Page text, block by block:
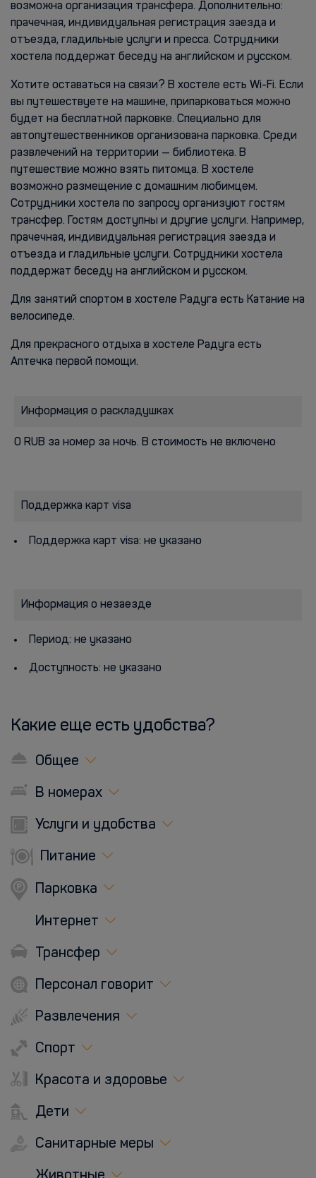
возможна организация трансфера. Дополнительно:
прачечная, индивидуальная регистрация заезда и
отъезда, гладильные услуги и пресса. Сотрудники
хостела поддержат беседу на английском и русском.
Хотите оставаться на связи? В хостеле есть Wi-Fi. Если
вы путешествуете на машине, припарковаться можно
будет на бесплатной парковке. Специально для
автопутешественников организована парковка. Среди
развлечений на территории — библиотека. В
путешествие можно взять питомца. В хостеле
возможно размещение с домашним любимцем.
Сотрудники хостела по запросу организуют гостям
трансфер. Гостям доступны и другие услуги. Например,
прачечная, индивидуальная регистрация заезда и
отъезда и гладильные услуги. Сотрудники хостела
поддержат беседу на английском и русском.
Для занятий спортом в хостеле Радуга есть Катание на
велосипеде.
Для прекрасного отдыха в хостеле Радуга есть
Аптечка первой помощи.
Информация о раскладушках
0 RUB за номер за ночь. В стоимость не включено
Поддержка карт visa
Поддержка карт visa: не указано
Информация о незаезде
Период: не указано
Доступность: не указано
Какие еще есть удобства?
Общее
В номерах
Услуги и удобства
Питание
Парковка
Интернет
Трансфер
Персонал говорит
Развлечения
Спорт
Красота и здоровье
Дети
Санитарные меры